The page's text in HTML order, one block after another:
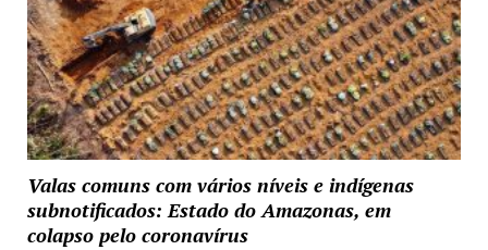
Valas comuns com vários níveis e indígenas
subnotificados: Estado do Amazonas, em
colapso pelo coronavírus